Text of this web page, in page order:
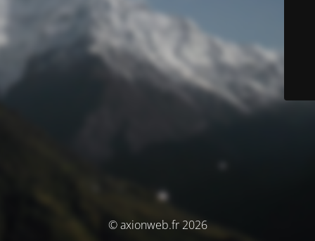
© axionweb.fr 2026